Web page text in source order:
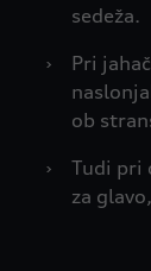
sedeža.
›
Pri
ob
›
Tudi pri
za